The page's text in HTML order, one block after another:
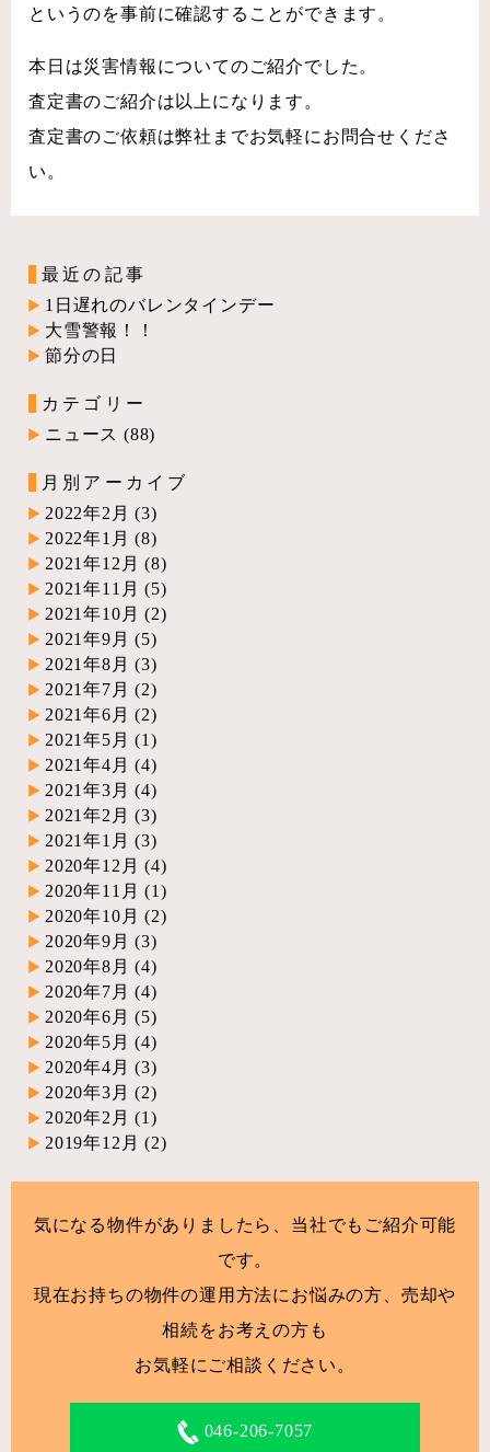
というのを事前に確認することができます。
本日は災害情報についてのご紹介でした。
査定書のご紹介は以上になります。
査定書のご依頼は弊社までお気軽にお問合せくださ
い。
最近の記事
1日遅れのバレンタインデー
大雪警報！！
節分の日
カテゴリー
ニュース (88)
月別アーカイブ
2022年2月 (3)
2022年1月 (8)
2021年12月 (8)
2021年11月 (5)
2021年10月 (2)
2021年9月 (5)
2021年8月 (3)
2021年7月 (2)
2021年6月 (2)
2021年5月 (1)
2021年4月 (4)
2021年3月 (4)
2021年2月 (3)
2021年1月 (3)
2020年12月 (4)
2020年11月 (1)
2020年10月 (2)
2020年9月 (3)
2020年8月 (4)
2020年7月 (4)
2020年6月 (5)
2020年5月 (4)
2020年4月 (3)
2020年3月 (2)
2020年2月 (1)
2019年12月 (2)
気になる物件がありましたら、当社でもご紹介可能
です。
現在お持ちの物件の運用方法にお悩みの方、売却や
相続をお考えの方も
お気軽にご相談ください。
046-206-7057